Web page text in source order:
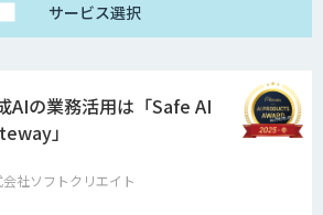
サービス選択
AIの業務活用は「Safe AI
」
社ソフトクリエイト